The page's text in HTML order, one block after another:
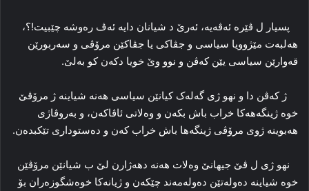
پسیار ل ڤێرە ئەڤەیە، ئەرێ د شیانان دایە ئەڤ رەوشە چێبیت!؟،
هەلبەت مێژوویا سیاسی و جڤاکی یا جڤاکێن مرۆڤی و سەربورێن
قەوارێن سیاسی یێن کەڤن و نوو وێ خویا دکەن کو بەلێ.
ژ کەڤن دا و نهو ژی گەلەک کیانێن سیاسی هەنە شیاینە ژ مرۆڤێ
خوە ژینگەهەکا خراب باش بکەن و وەلاتی ئاڤاکەن، و بەروڤاژی
هەبوینە ژوی مرۆڤی ژینگەها باش خراب کەن و دەستوداری تێکبدەن.
نهو ژی ل ڤێ جیهانێ وەلات هەنە دهەژارن لێ ب شیانێن مرۆڤێن
خوە شیاینە دەولەتێن دەولەمەند چێکەن و ژیانەکا خوەشگوزەران بۆ